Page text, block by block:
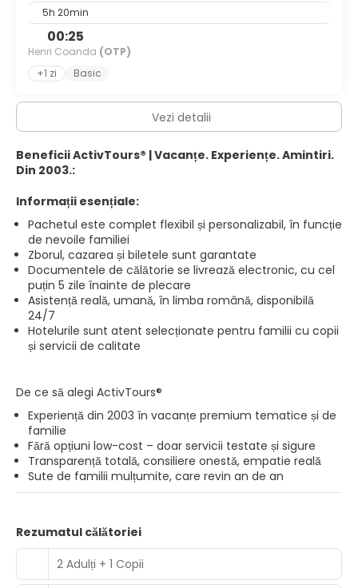
5h 20min
00:25
Henri Coanda (OTP)
+1 zi
Basic
Vezi detalii
Beneficii ActivTours® | Vacanțe. Experiențe. Amintiri.
Din 2003.:
Informații esențiale:
Pachetul este complet flexibil și personalizabil, în funcție
de nevoile familiei
Zborul, cazarea și biletele sunt garantate
Documentele de călătorie se livrează electronic, cu cel
puțin 5 zile înainte de plecare
Asistență reală, umană, în limba română, disponibilă
24/7
Hotelurile sunt atent selecționate pentru familii cu copii
și servicii de calitate
De ce să alegi ActivTours®
Experiență din 2003 în vacanțe premium tematice și de
familie
Fără opțiuni low-cost – doar servicii testate și sigure
Transparență totală, consiliere onestă, empatie reală
Sute de familii mulțumite, care revin an de an
Rezumatul călătoriei
2 Adulți + 1 Copii